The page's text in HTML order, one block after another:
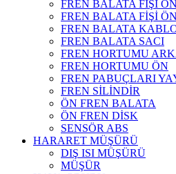
FREN BALATA FİŞİ ÖN
FREN BALATA FİŞİ
FREN BALATA
FREN BALATA SACI
FREN HORTUMU
FREN HORTUMU ÖN
FREN PABUÇLARI
FREN SİLİNDİR
ÖN FREN BALATA
ÖN FREN DİSK
SENSÖR ABS
HARARET MÜŞÜRÜ
DIŞ ISI MÜŞÜRÜ
MÜŞÜR